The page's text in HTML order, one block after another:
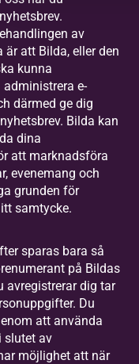
av
att Bilda, eller den
kunna
e-
därmed ge dig
Bilda kan
dina
att marknadsföra
evenemang och
grunden för
samtycke.
sparas bara så
på Bildas
avregistrerar dig tar
Du
att använda
slutet av
möjlighet att när